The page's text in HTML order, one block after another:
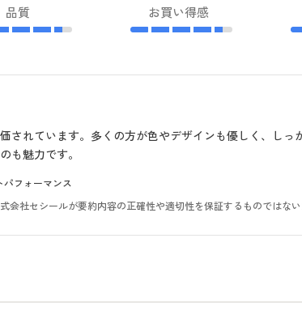
品質 お買い得感
されています。多くの方が色やデザインも優しく、し
も魅力です。
パフォーマンス
社セシールが要約内容の正確性や適切性を保証するものではな